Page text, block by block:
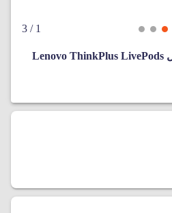
1
/ 3
هندزفری بلوتوثی لنوو مدل Lenovo ThinkPlus LivePods